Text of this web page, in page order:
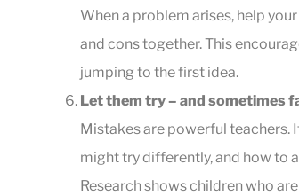
When a problem arises, help
and cons together. This
jumping to the first idea.
Let them try – and sometimes
Mistakes are powerful teachers.
might try differently, and how to
Research shows children who